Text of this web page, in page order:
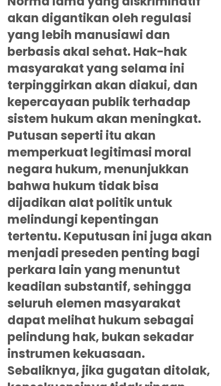
akan digantikan oleh regulasi
yang lebih manusiawi dan
berbasis akal sehat. Hak-hak
masyarakat yang selama ini
terpinggirkan akan diakui, dan
kepercayaan publik terhadap
sistem hukum akan meningkat.
Putusan seperti itu akan
memperkuat legitimasi moral
negara hukum, menunjukkan
bahwa hukum tidak bisa
dijadikan alat politik untuk
melindungi kepentingan
tertentu. Keputusan ini juga akan
menjadi preseden penting bagi
perkara lain yang menuntut
keadilan substantif, sehingga
seluruh elemen masyarakat
dapat melihat hukum sebagai
pelindung hak, bukan sekadar
instrumen kekuasaan.
Sebaliknya, jika gugatan ditolak,